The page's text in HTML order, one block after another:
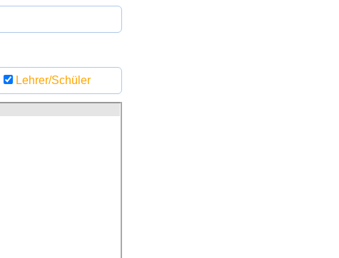
Lehrer/Schüler